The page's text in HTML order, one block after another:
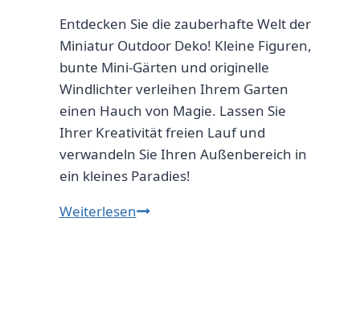
Entdecken Sie die zauberhafte Welt der
Miniatur Outdoor Deko! Kleine Figuren,
bunte Mini-Gärten und originelle
Windlichter verleihen Ihrem Garten
einen Hauch von Magie. Lassen Sie
Ihrer Kreativität freien Lauf und
verwandeln Sie Ihren Außenbereich in
ein kleines Paradies!
WeiterlesenMiniatur